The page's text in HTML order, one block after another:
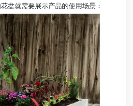
盆就需要展示产品的使用场景：